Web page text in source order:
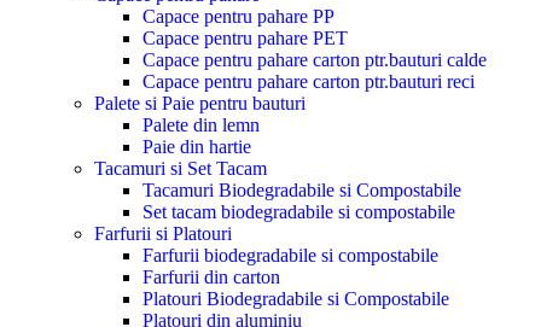
Capace pentru pahare PP
Capace pentru pahare PET
Capace pentru pahare carton ptr.bauturi calde
Capace pentru pahare carton ptr.bauturi reci
Palete si Paie pentru bauturi
Palete din lemn
Paie din hartie
Tacamuri si Set Tacam
Tacamuri Biodegradabile si Compostabile
Set tacam biodegradabile si compostabile
Farfurii si Platouri
Farfurii biodegradabile si compostabile
Farfurii din carton
Platouri Biodegradabile si Compostabile
Platouri din aluminiu